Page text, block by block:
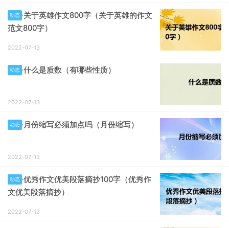
动态
关于英雄作文800字（关于英雄的作文
范文800字）
2022-07-13
动态 什么是质数（有哪些性质）
2022-07-13
动态 月份缩写必须加点吗（月份缩写）
2022-07-13
动态 优秀作文优美段落摘抄100字（优秀作
文优美段落摘抄）
2022-07-12